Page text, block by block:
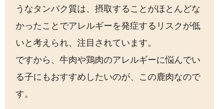
うなタンパク質は、摂取することがほとんどな
かったことでアレルギーを発症するリスクが低
いと考えられ、注目されています。
ですから、牛肉や鶏肉のアレルギーに悩んでい
る子にもおすすめしたいのが、この鹿肉なので
す。